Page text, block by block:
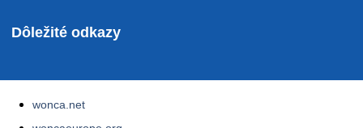
Dôležité odkazy
wonca.net